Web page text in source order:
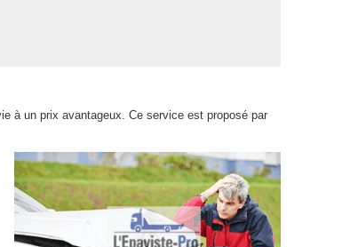
à un prix avantageux. Ce service est proposé par